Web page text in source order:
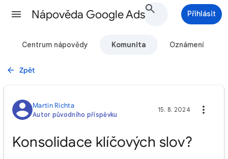
Nápověda Google Ads Přihlásit
Centrum nápovědy Komunita Oznámení
Zpět
Martin Richta
Autor původního příspěvku
15. 8. 2024
Konsolidace klíčových slov?